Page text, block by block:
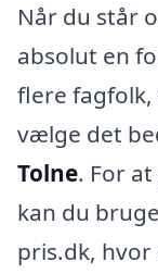
Når du står
absolut en
flere fagfolk,
vælge det
Tolne. For
kan du
pris.dk,